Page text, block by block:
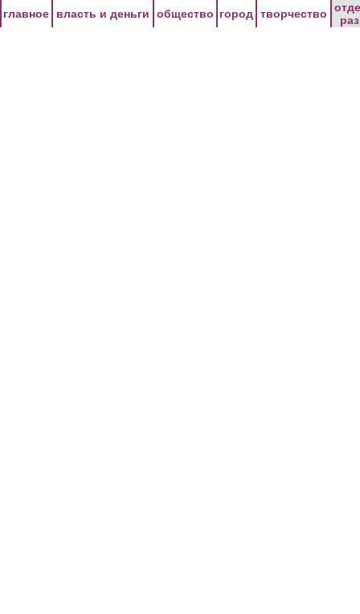
главное власть и деньги общество город творчество